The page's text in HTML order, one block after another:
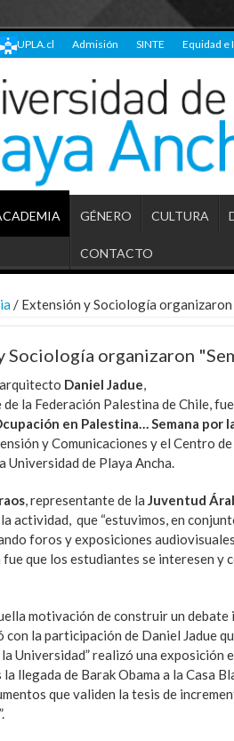
UPLA.cl Admisión SINTE Equidad e
GÉNERO CULTURA
CONTACTO
/ Extensión y Sociología organizaron
Sociología organizaron
Daniel Jadue
la Federación Palestina de Chile,
en Palestina… Semana por
y Comunicaciones y el Centro
Universidad de Playa Ancha.
, representante de la Juventud
actividad, que “estuvimos, en
foros y exposiciones
que los estudiantes se interesen y
motivación de construir un debate
con la participación de Daniel Jadue
Universidad” realizó una exposición
llegada de Barak Obama a la Casa
que validen la tesis de